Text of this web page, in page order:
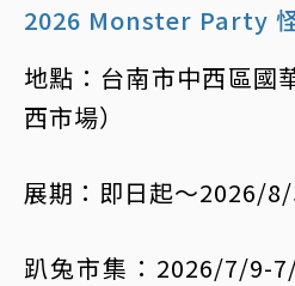
2026 Monster Party
地點：台南市中西區國
西市場）
展期：即日起～2026/
趴兔市集：2026/7/9-